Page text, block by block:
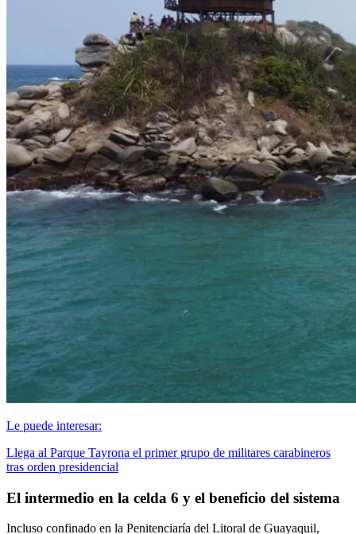
Le puede interesar:
Llega al Parque Tayrona el primer grupo de militares carabineros
tras orden presidencial
El intermedio en la celda 6 y el beneficio del sistema
Incluso confinado en la Penitenciaría del Litoral de Guayaquil,